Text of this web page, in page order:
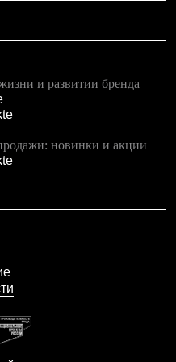
и развитии бренда
новинки и акции